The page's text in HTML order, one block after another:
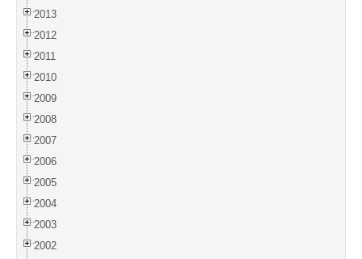
2013
2012
2011
2010
2009
2008
2007
2006
2005
2004
2003
2002